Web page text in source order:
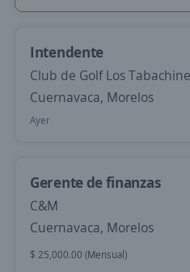
Intendente
Club de Golf Los
Cuernavaca, Morelos
Ayer
Gerente de finanzas
C&M
Cuernavaca, Morelos
$ 25,000.00 (Mensual)